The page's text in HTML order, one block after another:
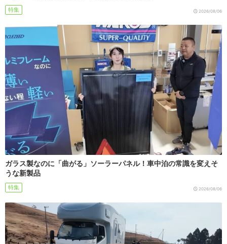
特集 2026/08/06
ガラス製なのに「曲がる」ソーラーパネル！車中泊の常識を変えそ
うな新製品
特集 2026/08/06